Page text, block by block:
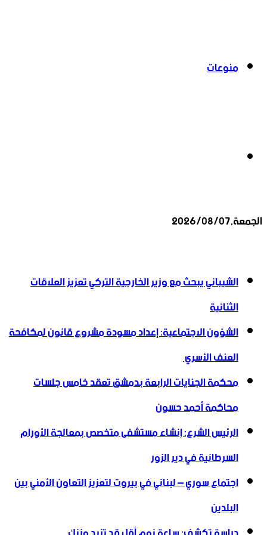
منوعات
الجمعة,2026/08/07
الشيباني يبحث مع وزير الخارجية التركي تعزيز العلاقات
الثنائية
الشؤون الاجتماعية: إعداد مسودة مشروع قانون لمكافحة
العنف الأسري ‏
محكمة الجنايات الرابعة بدمشق تعقد خامس جلسات
محاكمة أحمد حسون
الرئيس الشرع: إنشاء ‌‏مستشفى متخصص بمعالجة الأورام
السرطانية في دير الزور
اجتماع سوري – لبناني في بيروت لتعزيز التعاون ‏الأمني ‏بين
البلدين